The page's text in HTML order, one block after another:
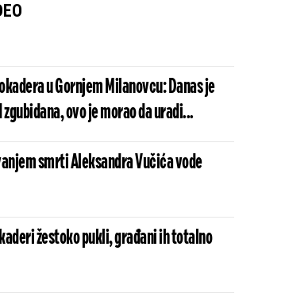
u Gornjem Milanovcu: Danas je
ovo je morao da uradi...
smrti Aleksandra Vučića vode
žestoko pukli, građani ih totalno